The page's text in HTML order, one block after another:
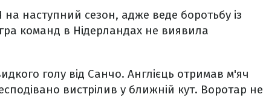
наступний сезон, адже веде боротьбу із
команд в Нідерландах не виявила
голу від Санчо. Англієць отримав м'яч
вистрілив у ближній кут. Воротар не